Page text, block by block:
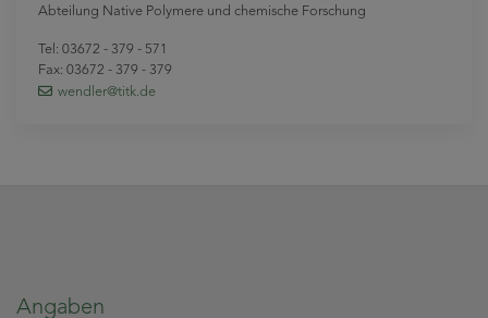
Abteilung Native Polymere und chemische Forschung
Tel: 03672 - 379 - 571
Fax: 03672 - 379 - 379
wendler@titk.de
Angaben